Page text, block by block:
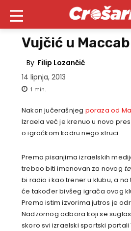
Vujčić u
By Filip Lozančić
14 lipnja, 2013
1 min.
Nakon jučerašnjeg poraza od
Izraela već je krenuo u novo
o igračkom kadru nego struci.
Prema pisanjima izraelskih
trebao biti imenovan za novog
bi radio i kao trener u klubu, a
će također bivšeg igrača ovog
Prema istim izvorima jutros je
Nadzornog odbora koji se
skoro svi izraelski sportski